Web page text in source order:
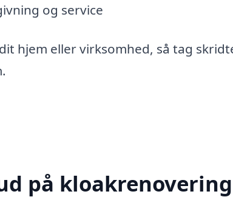
og service
hjem eller virksomhed, så tag
på